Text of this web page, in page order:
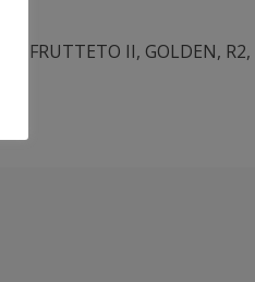
FRUTTETO II, GOLDEN, R2,